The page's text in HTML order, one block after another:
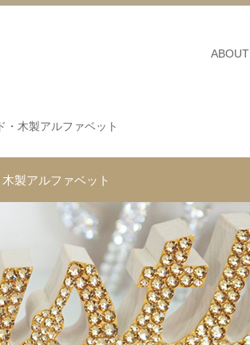
ABOUT
・木製アルファベット
製アルファベット